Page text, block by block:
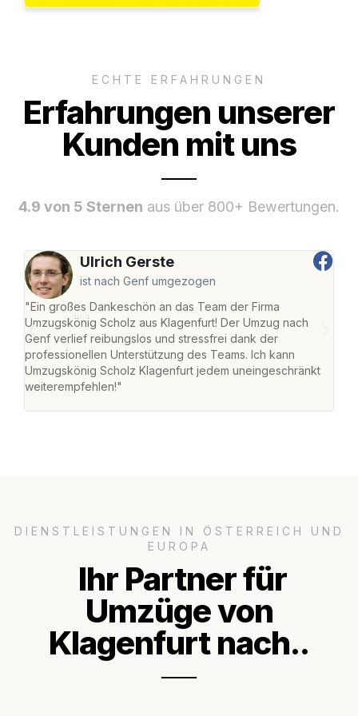
ECHTE ERFAHRUNGEN
Erfahrungen unserer
Kunden mit uns
4.9 von 5 Sternen aus über 800+ Bewertungen.
Ulrich Gerste
ist nach Genf umgezogen
"Ein großes Dankeschön an das Team der Firma
Umzugskönig Scholz aus Klagenfurt! Der Umzug nach
Genf verlief reibungslos und stressfrei dank der
professionellen Unterstützung des Teams. Ich kann
Umzugskönig Scholz Klagenfurt jedem uneingeschränkt
weiterempfehlen!"
DIENSTLEISTUNGEN IN ÖSTERREICH UND
EUROPA
Ihr Partner für
Umzüge von
Klagenfurt nach..